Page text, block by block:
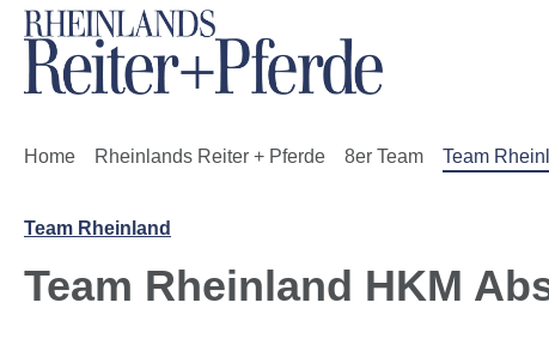
Hauptinhalt springen
Zur Suche springen
Zur Hauptnavigation springen
Home Rheinlands Reiter + Pferde 8er Team Team
Team Rheinland
Team Rheinland HKM